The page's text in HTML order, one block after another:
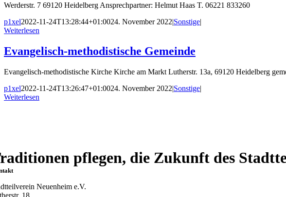
Werderstr. 7 69120 Heidelberg Ansprechpartner: Helmut Haas T. 06221 833260
p1xel2022-11-24T13:28:44+01:0024. November 2022|Sonstige|
Weiterlesen
Evangelisch-methodistische Gemeinde
Evangelisch-methodistische Kirche Kirche am Markt Lutherstr. 13a, 69120 Heidelberg
p1xel2022-11-24T13:26:47+01:0024. November 2022|Sonstige|
Weiterlesen
pflegen, die Zukunft des
Neuenheim e.V.
18